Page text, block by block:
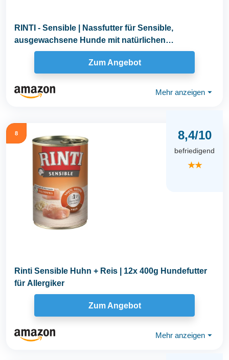
RINTI - Sensible | Nassfutter für Sensible,
ausgewachsene Hunde mit natürlichen
Fleischstücken...
Zum Angebot
Mehr anzeigen ⏷
8 8,4/10
befriedigend
★★
Rinti Sensible Huhn + Reis | 12x 400g Hundefutter
für Allergiker
Zum Angebot
Mehr anzeigen ⏷